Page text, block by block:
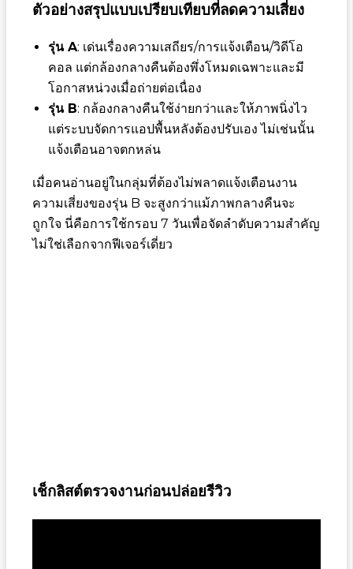
ตัวอย่างสรุปแบบเปรียบเทียบที่ลดความเสี่ยง
รุ่น A: เด่นเรื่องความเสถียร/การแจ้งเตือน/วิดีโอ
คอล แต่กล้องกลางคืนต้องพึ่งโหมดเฉพาะและมี
โอกาสหน่วงเมื่อถ่ายต่อเนื่อง
รุ่น B: กล้องกลางคืนใช้ง่ายกว่าและให้ภาพนิ่งไว
แต่ระบบจัดการแอปพื้นหลังต้องปรับเอง ไม่เช่นนั้น
แจ้งเตือนอาจตกหล่น
เมื่อคนอ่านอยู่ในกลุ่มที่ต้องไม่พลาดแจ้งเตือนงาน
ความเสี่ยงของรุ่น B จะสูงกว่าแม้ภาพกลางคืนจะ
ถูกใจ นี่คือการใช้กรอบ 7 วันเพื่อจัดลำดับความสำคัญ
ไม่ใช่เลือกจากฟีเจอร์เดี่ยว
เช็กลิสต์ตรวจงานก่อนปล่อยรีวิว